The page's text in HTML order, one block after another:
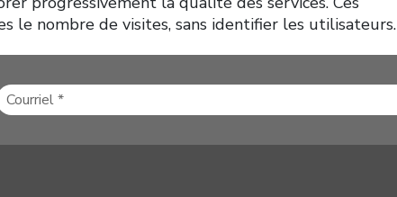
le nombre de visites, sans identifier les utilisateurs.